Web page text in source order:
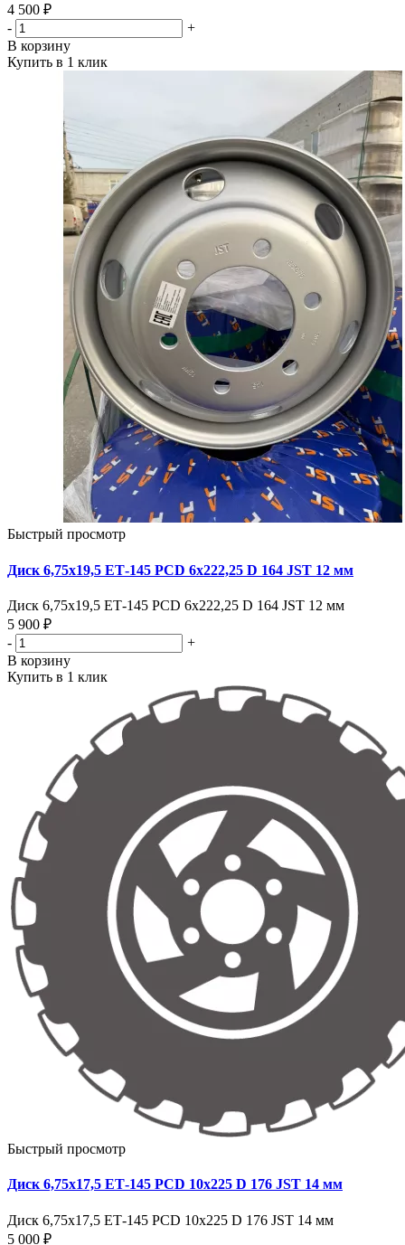
4 500 ₽
-
+
В корзину
Купить в 1 клик
Быстрый просмотр
Диск 6,75х19,5 ЕТ-145 PCD 6x222,25 D 164 JST 12 мм
Диск 6,75х19,5 ЕТ-145 PCD 6x222,25 D 164 JST 12 мм
5 900 ₽
-
+
В корзину
Купить в 1 клик
Быстрый просмотр
Диск 6,75х17,5 ЕТ-145 PCD 10x225 D 176 JST 14 мм
Диск 6,75х17,5 ЕТ-145 PCD 10x225 D 176 JST 14 мм
5 000 ₽